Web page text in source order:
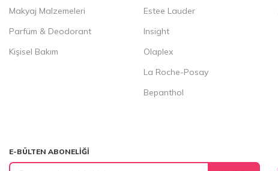
Makyaj Malzemeleri
Parfüm & Deodorant
Kişisel Bakım
Estee Lauder
Insight
Olaplex
La Roche-Posay
Bepanthol
E-BÜLTEN ABONELIĞI